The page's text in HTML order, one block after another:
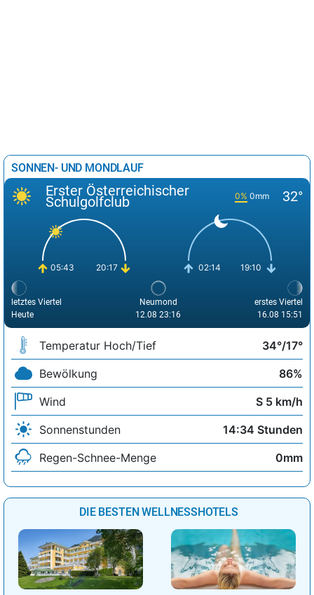
SONNEN- UND MONDLAUF
Erster Österreichischer
Schulgolfclub 0% 0mm 32°
05:43 20:17 02:14 19:10
letztes Viertel
Heute
Neumond
12.08 23:16
erstes Viertel
16.08 15:51
Temperatur Hoch/Tief
34°/17°
Bewölkung
86%
Wind
S 5 km/h
Sonnenstunden
14:34 Stunden
Regen-Schnee-Menge
0mm
DIE BESTEN WELLNESSHOTELS